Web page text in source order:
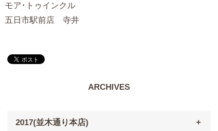
モア･トゥインクル
五日市駅前店 寺井
ARCHIVES
2017(並木通り本店)